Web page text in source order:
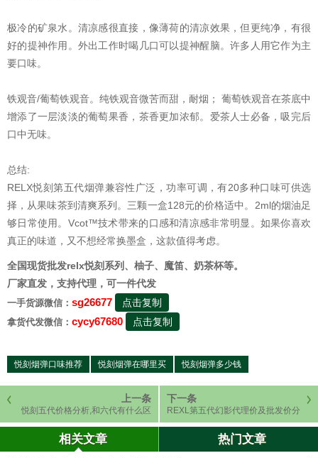
极冷的矿泉水。清凉感很直接，像薄荷的清凉效果，但更纯净，有很
好的提神作用。外出工作时喝几口可以提神醒脑。许多人用它作为主
要口味。
铁观音/葡萄铁观音。纯铁观音微苦而甜，耐烟； 葡萄铁观音在茶底中
增添了一层淡淡的葡萄果香，茶香更加浓郁。爱茶人士必备，吸完后
口中无味。
总结:
RELX悦刻第五代烟弹兼容性广泛，功率可调，有20多种口味可供选
择，从果味茶到清爽系列。三颗一盒128元的价格适中。2ml的烟油足
够日常使用。Vcot™技术带来的口感和清凉感非常明显。如果你喜欢
真正的味道，又不想经常换墨盒，这款值得考虑。
全国现货批发relx悦刻系列、柚子、魔笛、奶茶杯等。
厂家直发，支持代理，可一件代发
一手货源微信： sg26677 点击复制
拿货代发微信： cycy67680 点击复制
悦刻烟弹口味推荐 悦刻烟弹在哪里买 悦刻烟弹多少钱
上一条
悦刻五代价格分析,和六代有什么区
别
下一条
REXL第五代幻影代理价及批发价分
析
相关文章 热门文章